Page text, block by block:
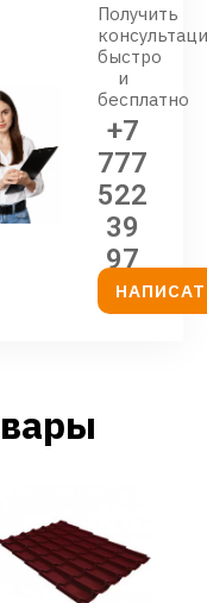
Получить
быстро
и
бесплатно
+7
777
522
39
97